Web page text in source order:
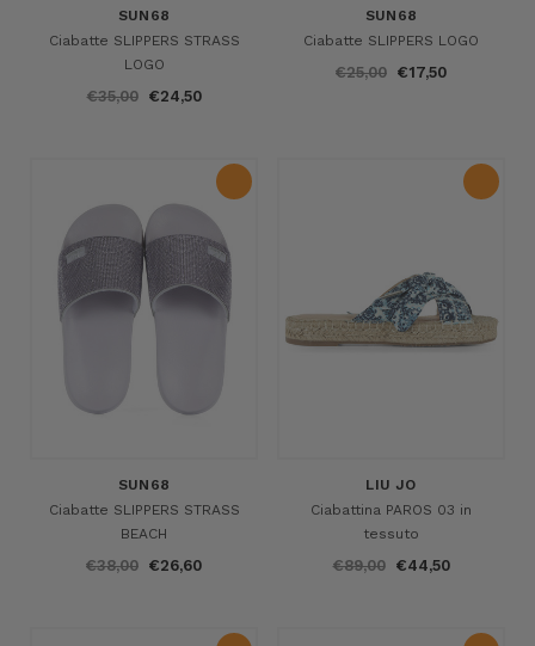
SUN68
Ciabatte SLIPPERS STRASS
LOGO
€35,00 €24,50
SUN68
Ciabatte SLIPPERS LOGO
€25,00 €17,50
SUN68
Ciabatte SLIPPERS STRASS
BEACH
€38,00 €26,60
LIU JO
Ciabattina PAROS 03 in
tessuto
€89,00 €44,50